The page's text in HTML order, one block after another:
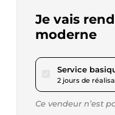
Je vais
moderne
Service
2 jours de
Ce vendeur n’est